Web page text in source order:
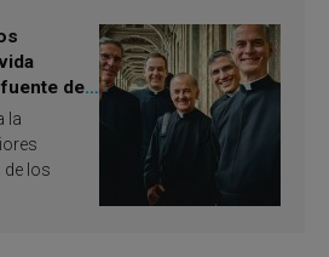
de
la
de los